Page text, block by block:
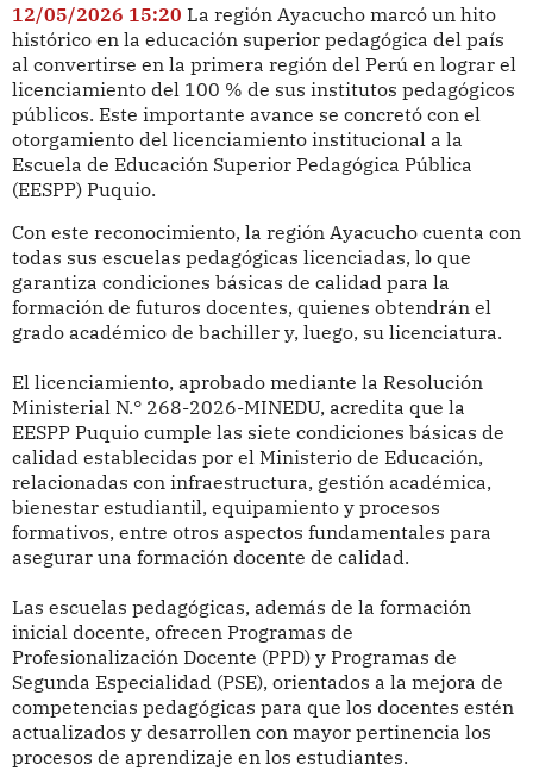
12/05/2026 15:20 La región Ayacucho marcó un hito
histórico en la educación superior pedagógica del país
al convertirse en la primera región del Perú en lograr el
licenciamiento del 100 % de sus institutos pedagógicos
públicos. Este importante avance se concretó con el
otorgamiento del licenciamiento institucional a la
Escuela de Educación Superior Pedagógica Pública
(EESPP) Puquio.
Con este reconocimiento, la región Ayacucho cuenta con
todas sus escuelas pedagógicas licenciadas, lo que
garantiza condiciones básicas de calidad para la
formación de futuros docentes, quienes obtendrán el
grado académico de bachiller y, luego, su licenciatura.
El licenciamiento, aprobado mediante la Resolución
Ministerial N.° 268-2026-MINEDU, acredita que la
EESPP Puquio cumple las siete condiciones básicas de
calidad establecidas por el Ministerio de Educación,
relacionadas con infraestructura, gestión académica,
bienestar estudiantil, equipamiento y procesos
formativos, entre otros aspectos fundamentales para
asegurar una formación docente de calidad.
Las escuelas pedagógicas, además de la formación
inicial docente, ofrecen Programas de
Profesionalización Docente (PPD) y Programas de
Segunda Especialidad (PSE), orientados a la mejora de
competencias pedagógicas para que los docentes estén
actualizados y desarrollen con mayor pertinencia los
procesos de aprendizaje en los estudiantes.